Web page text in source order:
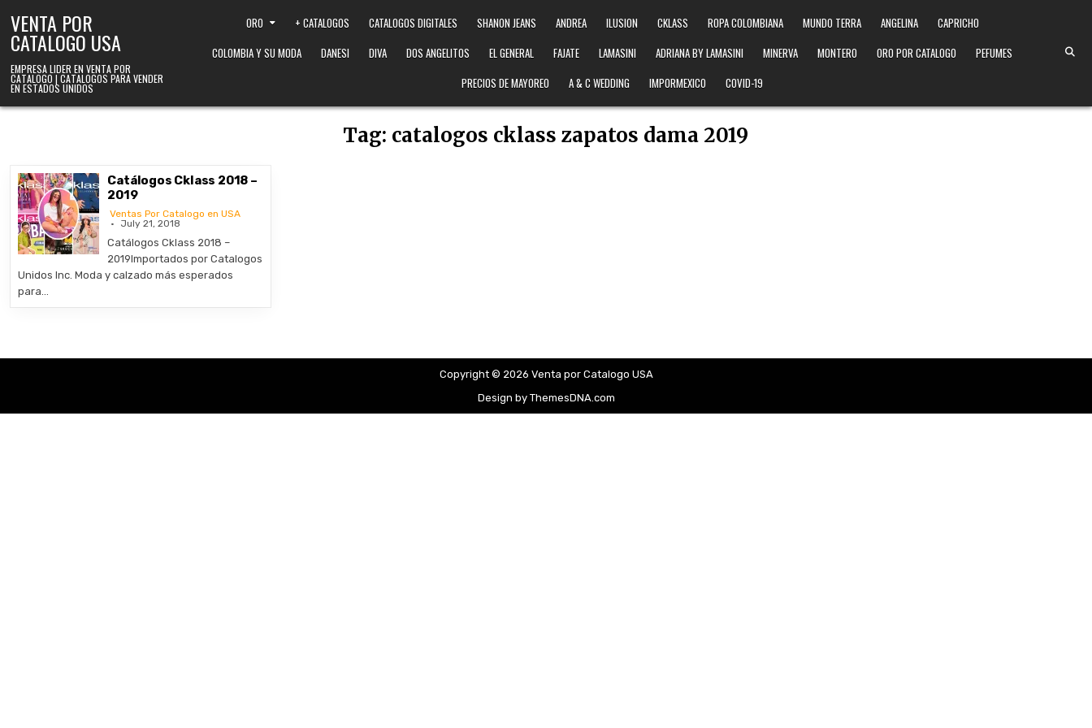
VENTA POR
CATALOGO USA
EMPRESA LIDER EN VENTA POR
CATALOGO | CATALOGOS PARA VENDER
EN ESTADOS UNIDOS
ORO + CATALOGOS CATALOGOS DIGITALES SHANON JEANS ANDREA ILUSION CKLASS ROPA COLOMBIANA MUNDO TERRA ANGELINA
CAPRICHO
COLOMBIA Y SU MODA
DANESI DIVA DOS ANGELITOS EL GENERAL FAJATE LAMASINI ADRIANA BY LAMASINI MINERVA MONTERO ORO POR CATALOGO
PEFUMES
PRECIOS DE MAYOREO
A & C WEDDING IMPORMEXICO COVID-19
Tag: catalogos cklass zapatos dama 2019
Catálogos Cklass 2018 –
2019
Ventas Por Catalogo en USA
July 21, 2018
Catálogos Cklass 2018 –
2019Importados por Catalogos
Unidos Inc. Moda y calzado más esperados
para…
Copyright © 2026 Venta por Catalogo USA
Design by ThemesDNA.com